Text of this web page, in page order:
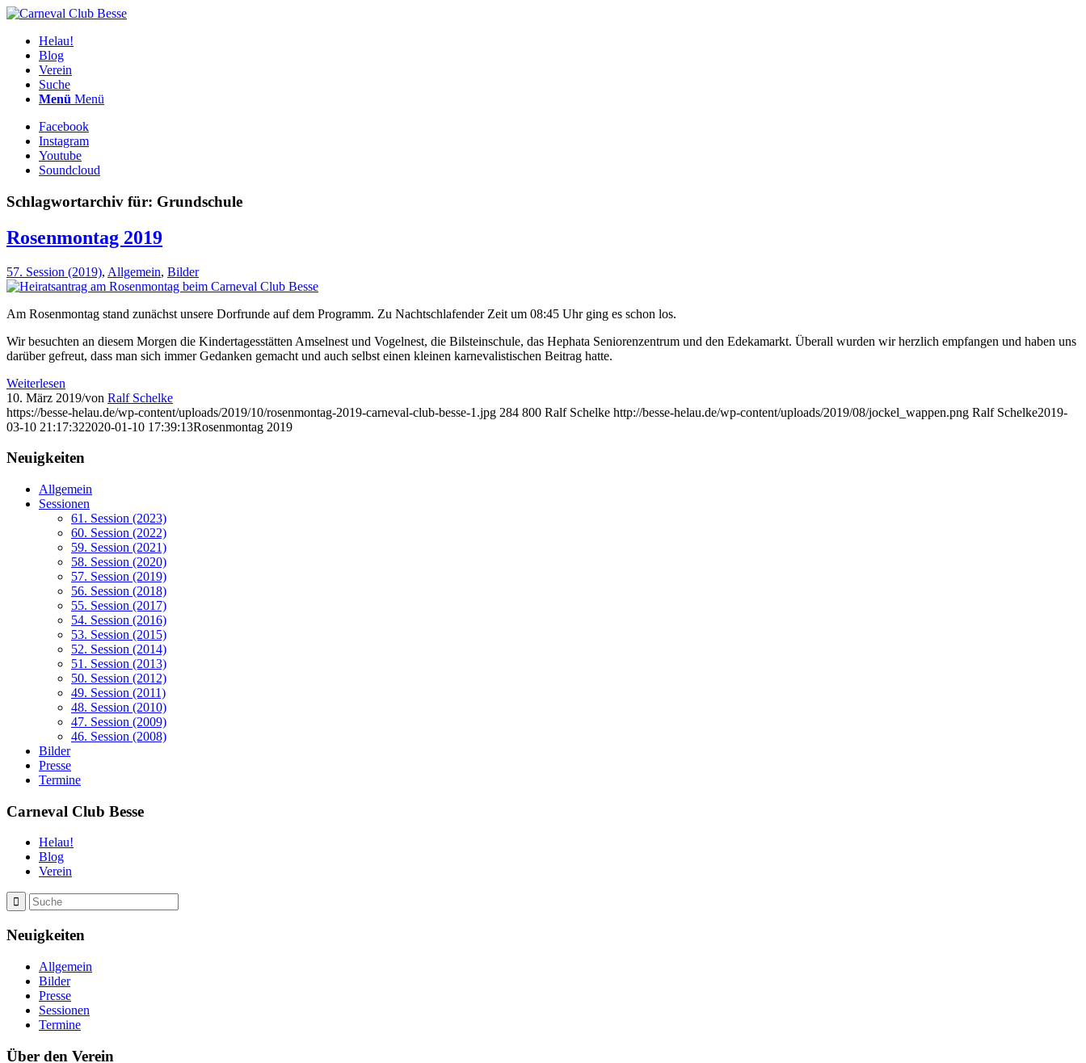
Helau!
Blog
Verein
Suche
Menü Menü
Facebook
Instagram
Youtube
Soundcloud
Schlagwortarchiv für: Grundschule
Rosenmontag 2019
57. Session (2019), Allgemein, Bilder
Am Rosenmontag stand zunächst unsere Dorfrunde auf dem Programm. Zu Nachtschlafender Zeit um 08:45 Uhr ging es schon los.
Wir besuchten an diesem Morgen die Kindertagesstätten Amselnest und Vogelnest, die Bilsteinschule, das Hephata Seniorenzentrum und den Edekamarkt. Überall wurden wir herzlich empfangen und haben uns
darüber gefreut, dass man sich immer Gedanken gemacht und auch selbst einen kleinen karnevalistischen Beitrag hatte.
Weiterlesen
10. März 2019/von Ralf Schelke
https://besse-helau.de/wp-content/uploads/2019/10/rosenmontag-2019-carneval-club-besse-1.jpg 284 800 Ralf Schelke http://besse-helau.de/wp-content/uploads/2019/08/jockel_wappen.png Ralf Schelke2019-
03-10 21:17:322020-01-10 17:39:13Rosenmontag 2019
Neuigkeiten
Allgemein
Sessionen
61. Session (2023)
60. Session (2022)
59. Session (2021)
58. Session (2020)
57. Session (2019)
56. Session (2018)
55. Session (2017)
54. Session (2016)
53. Session (2015)
52. Session (2014)
51. Session (2013)
50. Session (2012)
49. Session (2011)
48. Session (2010)
47. Session (2009)
46. Session (2008)
Bilder
Presse
Termine
Carneval Club Besse
Helau!
Blog
Verein
Neuigkeiten
Allgemein
Bilder
Presse
Sessionen
Termine
Über den Verein